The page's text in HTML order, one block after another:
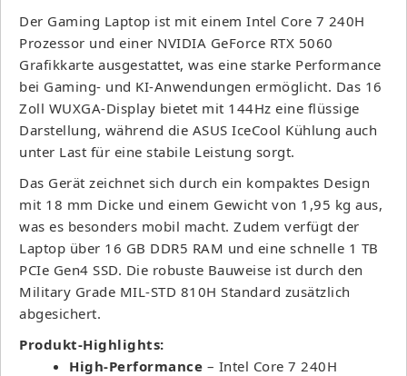
Der Gaming Laptop ist mit einem Intel Core 7 240H
Prozessor und einer NVIDIA GeForce RTX 5060
Grafikkarte ausgestattet, was eine starke Performance
bei Gaming- und KI-Anwendungen ermöglicht. Das 16
Zoll WUXGA-Display bietet mit 144Hz eine flüssige
Darstellung, während die ASUS IceCool Kühlung auch
unter Last für eine stabile Leistung sorgt.
Das Gerät zeichnet sich durch ein kompaktes Design
mit 18 mm Dicke und einem Gewicht von 1,95 kg aus,
was es besonders mobil macht. Zudem verfügt der
Laptop über 16 GB DDR5 RAM und eine schnelle 1 TB
PCIe Gen4 SSD. Die robuste Bauweise ist durch den
Military Grade MIL-STD 810H Standard zusätzlich
abgesichert.
Produkt-Highlights:
High-Performance – Intel Core 7 240H